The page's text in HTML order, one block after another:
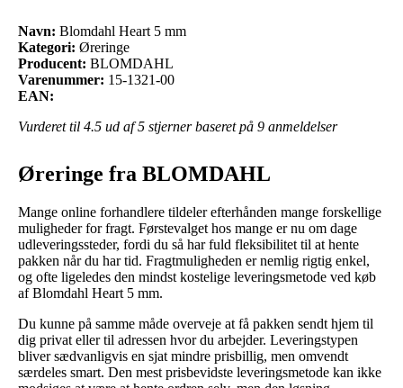
Navn: Blomdahl Heart 5 mm
Kategori: Øreringe
Producent: BLOMDAHL
Varenummer: 15-1321-00
EAN:
Vurderet til 4.5 ud af 5 stjerner baseret på 9 anmeldelser
Øreringe fra BLOMDAHL
Mange online forhandlere tildeler efterhånden mange forskellige
muligheder for fragt. Førstevalget hos mange er nu om dage
udleveringssteder, fordi du så har fuld fleksibilitet til at hente
pakken når du har tid. Fragtmuligheden er nemlig rigtig enkel,
og ofte ligeledes den mindst kostelige leveringsmetode ved køb
af Blomdahl Heart 5 mm.
Du kunne på samme måde overveje at få pakken sendt hjem til
dig privat eller til adressen hvor du arbejder. Leveringstypen
bliver sædvanligvis en sjat mindre prisbillig, men omvendt
særdeles smart. Den mest prisbevidste leveringsmetode kan ikke